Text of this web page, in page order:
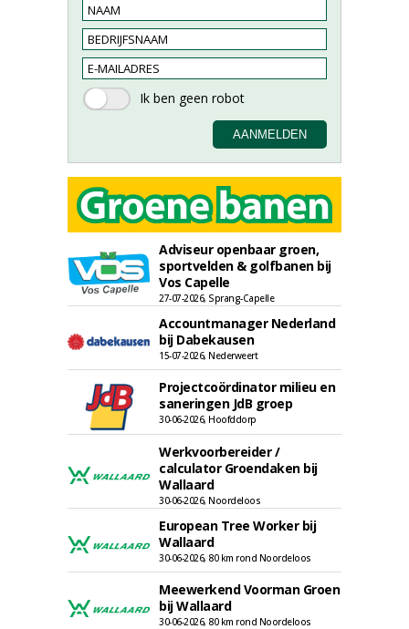
Adviseur openbaar groen,
sportvelden & golfbanen bij
Vos Capelle
27-07-2026, Sprang-Capelle
Accountmanager Nederland
bij Dabekausen
15-07-2026, Nederweert
Projectcoördinator milieu en
saneringen JdB groep
30-06-2026, Hoofddorp
Werkvoorbereider /
calculator Groendaken bij
Wallaard
30-06-2026, Noordeloos
European Tree Worker bij
Wallaard
30-06-2026, 80 km rond Noordeloos
Meewerkend Voorman Groen
bij Wallaard
30-06-2026, 80 km rond Noordeloos